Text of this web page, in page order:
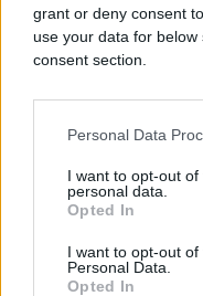
grant or deny consent
use your data for
consent section.
Personal Data
I want to opt-out
personal data.
Opted In
I want to opt-out
Personal Data.
Opted In
Zaposlenima je
eksternih AI alata
#microsoft